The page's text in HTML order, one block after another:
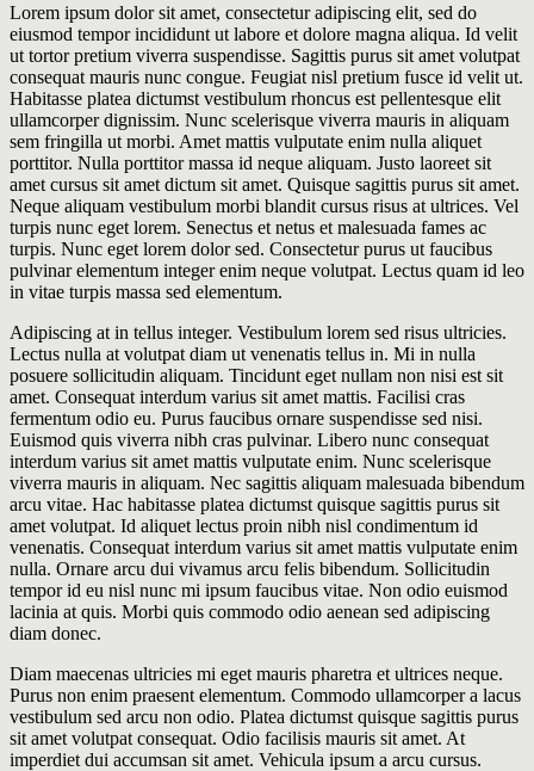
Lorem ipsum dolor sit amet, consectetur adipiscing elit, sed do
eiusmod tempor incididunt ut labore et dolore magna aliqua. Id velit
ut tortor pretium viverra suspendisse. Sagittis purus sit amet volutpat
consequat mauris nunc congue. Feugiat nisl pretium fusce id velit ut.
Habitasse platea dictumst vestibulum rhoncus est pellentesque elit
ullamcorper dignissim. Nunc scelerisque viverra mauris in aliquam
sem fringilla ut morbi. Amet mattis vulputate enim nulla aliquet
porttitor. Nulla porttitor massa id neque aliquam. Justo laoreet sit
amet cursus sit amet dictum sit amet. Quisque sagittis purus sit amet.
Neque aliquam vestibulum morbi blandit cursus risus at ultrices. Vel
turpis nunc eget lorem. Senectus et netus et malesuada fames ac
turpis. Nunc eget lorem dolor sed. Consectetur purus ut faucibus
pulvinar elementum integer enim neque volutpat. Lectus quam id leo
in vitae turpis massa sed elementum.
Adipiscing at in tellus integer. Vestibulum lorem sed risus ultricies.
Lectus nulla at volutpat diam ut venenatis tellus in. Mi in nulla
posuere sollicitudin aliquam. Tincidunt eget nullam non nisi est sit
amet. Consequat interdum varius sit amet mattis. Facilisi cras
fermentum odio eu. Purus faucibus ornare suspendisse sed nisi.
Euismod quis viverra nibh cras pulvinar. Libero nunc consequat
interdum varius sit amet mattis vulputate enim. Nunc scelerisque
viverra mauris in aliquam. Nec sagittis aliquam malesuada bibendum
arcu vitae. Hac habitasse platea dictumst quisque sagittis purus sit
amet volutpat. Id aliquet lectus proin nibh nisl condimentum id
venenatis. Consequat interdum varius sit amet mattis vulputate enim
nulla. Ornare arcu dui vivamus arcu felis bibendum. Sollicitudin
tempor id eu nisl nunc mi ipsum faucibus vitae. Non odio euismod
lacinia at quis. Morbi quis commodo odio aenean sed adipiscing
diam donec.
Diam maecenas ultricies mi eget mauris pharetra et ultrices neque.
Purus non enim praesent elementum. Commodo ullamcorper a lacus
vestibulum sed arcu non odio. Platea dictumst quisque sagittis purus
sit amet volutpat consequat. Odio facilisis mauris sit amet. At
imperdiet dui accumsan sit amet. Vehicula ipsum a arcu cursus.